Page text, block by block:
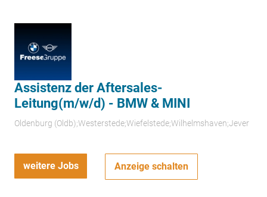
Assistenz der Aftersales-
Leitung(m/w/d) - BMW & MINI
Oldenburg (Oldb);Westerstede;Wiefelstede;Wilhelmshaven;Jever
weitere Jobs Anzeige schalten